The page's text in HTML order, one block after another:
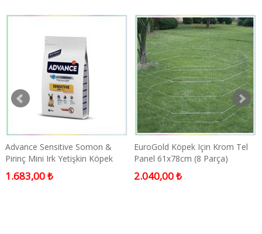
Advance Sensitive Somon &
Pirinç Mini Irk Yetişkin Köpek
Maması 3 Kg
1.683,00 ₺
EuroGold Köpek Için Krom Tel
Panel 61x78cm (8 Parça)
2.040,00 ₺